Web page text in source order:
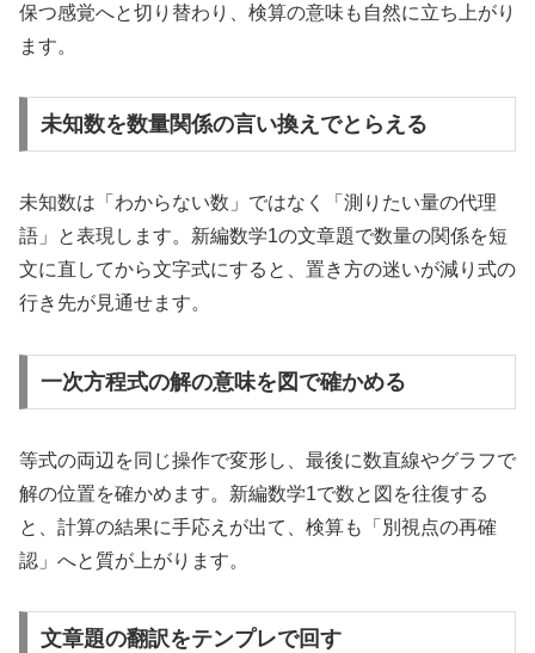
保つ感覚へと切り替わり、検算の意味も自然に立ち上がり
ます。
未知数を数量関係の言い換えでとらえる
未知数は「わからない数」ではなく「測りたい量の代理
語」と表現します。新編数学1の文章題で数量の関係を短
文に直してから文字式にすると、置き方の迷いが減り式の
行き先が見通せます。
一次方程式の解の意味を図で確かめる
等式の両辺を同じ操作で変形し、最後に数直線やグラフで
解の位置を確かめます。新編数学1で数と図を往復する
と、計算の結果に手応えが出て、検算も「別視点の再確
認」へと質が上がります。
文章題の翻訳をテンプレで回す